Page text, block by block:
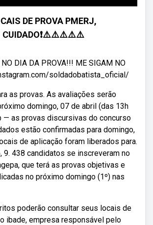
DE PROVA PMERJ,
CUIDADO❗⚠️⚠️⚠️⚠️⚠️
DIA DA PROVA!!! ME SIGAM NO
soldadobatista_oficial/
as provas. As avaliações serão
domingo, 07 de abril (das 13h
— as provas discursivas do concurso
estão confirmadas para domingo,
de aplicação foram liberados para.
9. 438 candidatos se inscreveram no
que terá as provas objetivas e
no próximo domingo (1º) nas
poderão consultar seus locais de
ibade, empresa responsável pelo